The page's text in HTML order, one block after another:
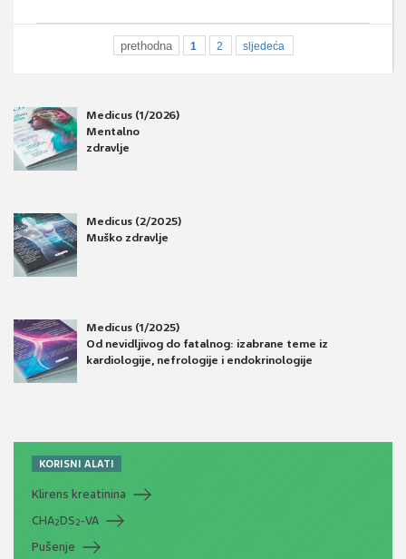
prethodna 1 2 sljedeća
Medicus (1/2026)
Mentalno
zdravlje
Medicus (2/2025)
Muško zdravlje
Medicus (1/2025)
Od nevidljivog do fatalnog: izabrane teme iz
kardiologije, nefrologije i endokrinologije
KORISNI ALATI
Klirens kreatinina
CHA2DS2-VA
Pušenje